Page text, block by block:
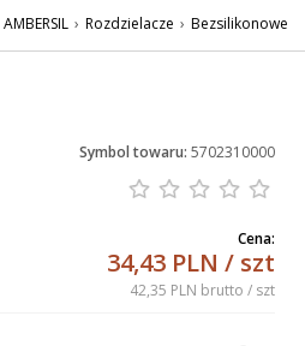
AMBERSIL Rozdzielacze Bezsilikonowe
Symbol towaru: 5702310000
Cena:
34,43 PLN / szt
42,35 PLN brutto / szt